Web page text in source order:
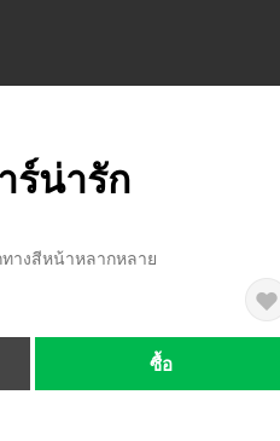
ร์น่ารัก
างสีหน้าหลากหลาย
ซื้อ